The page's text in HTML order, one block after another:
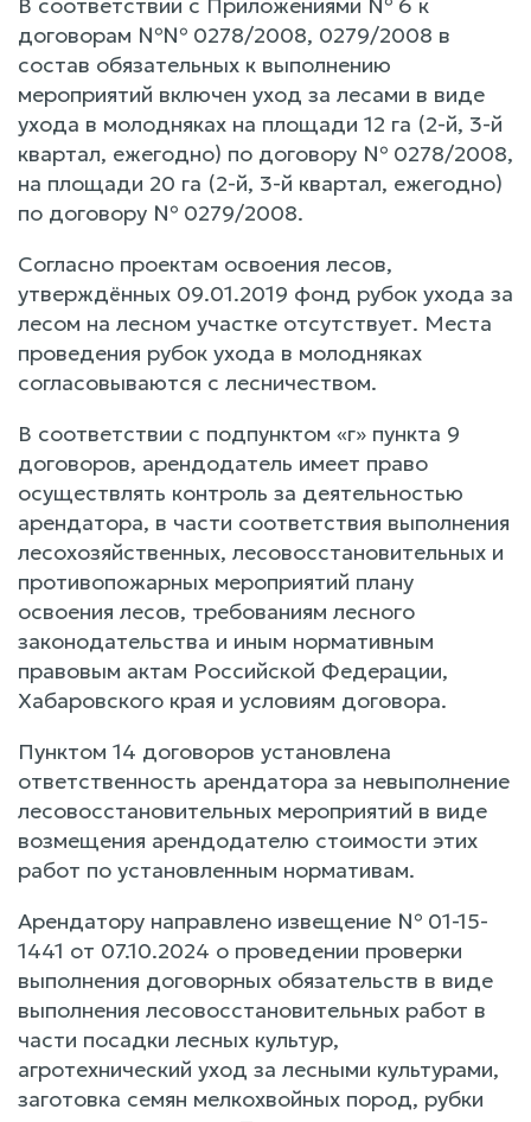
договорам №№ 0278/2008, 0279/2008 в
состав обязательных к выполнению
мероприятий включен уход за лесами в виде
ухода в молодняках на площади 12 га (2-й, 3-й
квартал, ежегодно) по договору № 0278/2008,
на площади 20 га (2-й, 3-й квартал, ежегодно)
по договору № 0279/2008.
Согласно проектам освоения лесов,
утверждённых 09.01.2019 фонд рубок ухода за
лесом на лесном участке отсутствует. Места
проведения рубок ухода в молодняках
согласовываются с лесничеством.
В соответствии с подпунктом «г» пункта 9
договоров, арендодатель имеет право
осуществлять контроль за деятельностью
арендатора, в части соответствия выполнения
лесохозяйственных, лесовосстановительных и
противопожарных мероприятий плану
освоения лесов, требованиям лесного
законодательства и иным нормативным
правовым актам Российской Федерации,
Хабаровского края и условиям договора.
Пунктом 14 договоров установлена
ответственность арендатора за невыполнение
лесовосстановительных мероприятий в виде
возмещения арендодателю стоимости этих
работ по установленным нормативам.
Арендатору направлено извещение № 01-15-
1441 от 07.10.2024 о проведении проверки
выполнения договорных обязательств в виде
выполнения лесовосстановительных работ в
части посадки лесных культур,
агротехнический уход за лесными культурами,
заготовка семян мелкохвойных пород, рубки